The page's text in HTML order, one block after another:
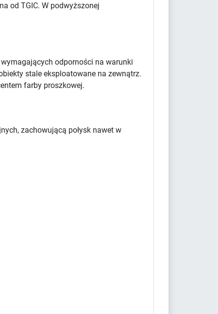
od TGIC. W podwyższonej
odporności na warunki
stale eksploatowane na zewnątrz.
farby proszkowej.
zachowującą połysk nawet w